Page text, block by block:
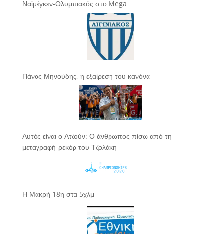
Ναϊμέγκεν-Ολυμπιακός στο Mega
Πάνος Μηνούδης, η εξαίρεση του κανόνα
Αυτός είναι ο Ατζούν: Ο άνθρωπος πίσω από τη
μεταγραφή-ρεκόρ του Τζολάκη
Η Μακρή 18η στα 5χλμ